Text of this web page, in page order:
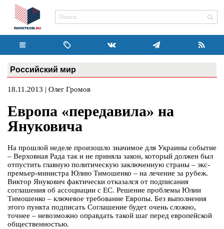
Российский мир
18.11.2013 | Олег Громов
Европа «передавила» на
Януковича
На прошлой неделе произошло значимое для Украины событие
– Верховная Рада так и не приняла закон, который должен был
отпустить главную политическую заключенную страны – экс-
премьер-министра Юлию Тимошенко – на лечение за рубеж.
Виктор Янукович фактически отказался от подписания
соглашения об ассоциации с ЕС. Решение проблемы Юлии
Тимошенко – ключевое требование Европы. Без выполнения
этого пункта подписать Соглашение будет очень сложно,
точнее – невозможно оправдать такой шаг перед европейской
общественностью.